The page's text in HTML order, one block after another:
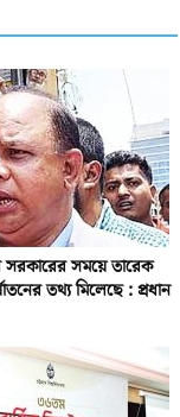
সময়ে তারেক
তথ্য মিলেছে : প্রধান